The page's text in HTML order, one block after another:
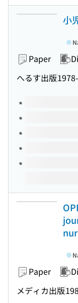
小
Paper
へるす出版1978-
Volumes of this title
Paper
メディカ出版